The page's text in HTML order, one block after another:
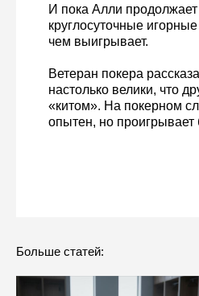
И пока Алли
круглосуточные
чем выигрывает.
Ветеран покера
настолько велики, что
«китом». На покерном
опытен, но
Больше статей: